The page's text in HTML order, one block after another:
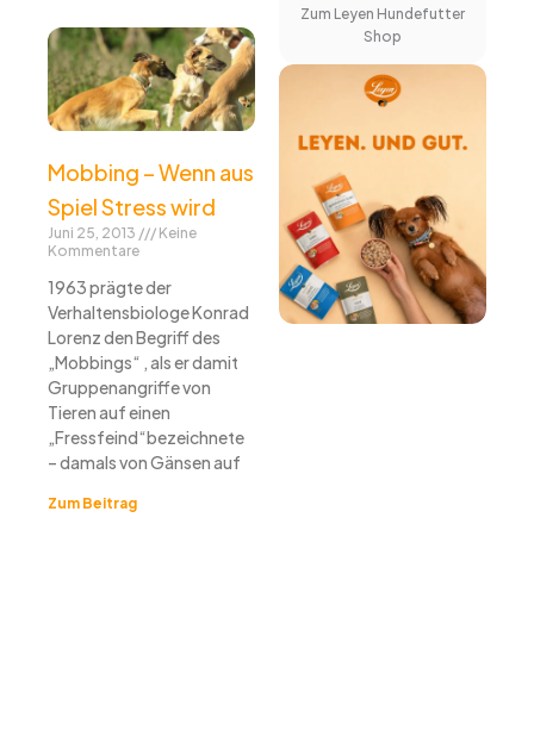
Mobbing – Wenn aus
Spiel Stress wird
Juni 25, 2013
Keine
Kommentare
1963 prägte der
Verhaltensbiologe Konrad
Lorenz den Begriff des
„Mobbings“ , als er damit
Gruppenangriffe von
Tieren auf einen
„Fressfeind“bezeichnete
– damals von Gänsen auf
Zum Beitrag
Zum Leyen Hundefutter
Shop